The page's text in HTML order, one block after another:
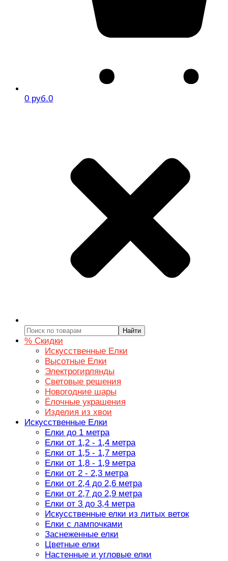
0 руб.0
Найти
% Скидки
Искусственные Елки
Высотные Елки
Электрогирлянды
Световые решения
Новогодние шары
Ёлочные украшения
Изделия из хвои
Искусственные Елки
Елки до 1 метра
Елки от 1,2 - 1,4 метра
Елки от 1,5 - 1,7 метра
Елки от 1,8 - 1,9 метра
Елки от 2 - 2,3 метра
Елки от 2,4 до 2,6 метра
Елки от 2,7 до 2,9 метра
Елки от 3 до 3,4 метра
Искусственные елки из литых веток
Елки с лампочками
Заснеженные елки
Цветные елки
Настенные и угловые елки